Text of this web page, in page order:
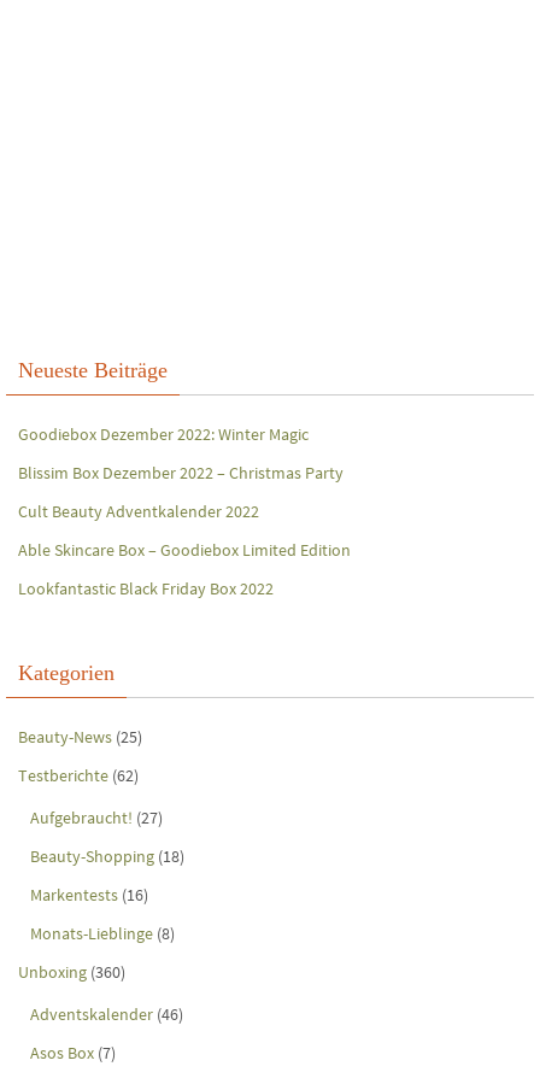
Neueste Beiträge
Goodiebox Dezember 2022: Winter Magic
Blissim Box Dezember 2022 – Christmas Party
Cult Beauty Adventkalender 2022
Able Skincare Box – Goodiebox Limited Edition
Lookfantastic Black Friday Box 2022
Kategorien
Beauty-News (25)
Testberichte (62)
Aufgebraucht! (27)
Beauty-Shopping (18)
Markentests (16)
Monats-Lieblinge (8)
Unboxing (360)
Adventskalender (46)
Asos Box (7)